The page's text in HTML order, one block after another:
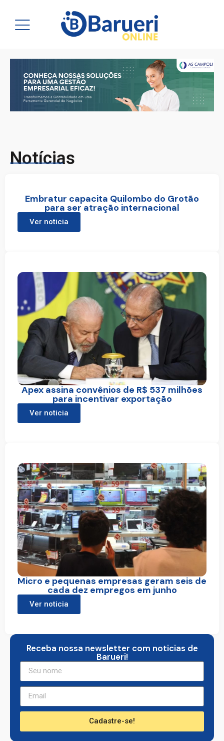
Notícias
Embratur capacita Quilombo do Grotão
para ser atração internacional
Ver noticia
Apex assina convênios de R$ 537 milhões
para incentivar exportação
Ver noticia
Micro e pequenas empresas geram seis de
cada dez empregos em junho
Ver noticia
Receba nossa newsletter com noticias de
Barueri!
Cadastre-se!